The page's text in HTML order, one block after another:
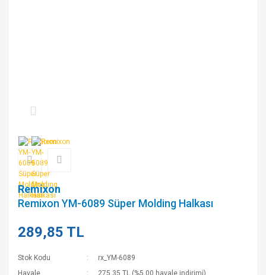
Remixon
Remixon YM-6089 Süper Molding Halkası
289,85 TL
Stok Kodu
rx_YM-6089
Havale
275,35 TL (%5,00 havale indirimi)